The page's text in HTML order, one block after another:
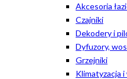
Akcesoria
Czajniki
Dekodery i
Dyfuzory,
Grzejniki
Klimatyzacja